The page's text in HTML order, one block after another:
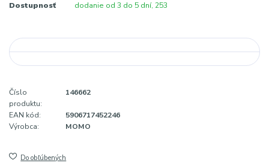
Dostupnosť dodanie od 3 do 5 dní, 253
Číslo
produktu:
146662
EAN kód:
5906717452246
Výrobca:
MOMO
Do obľúbených